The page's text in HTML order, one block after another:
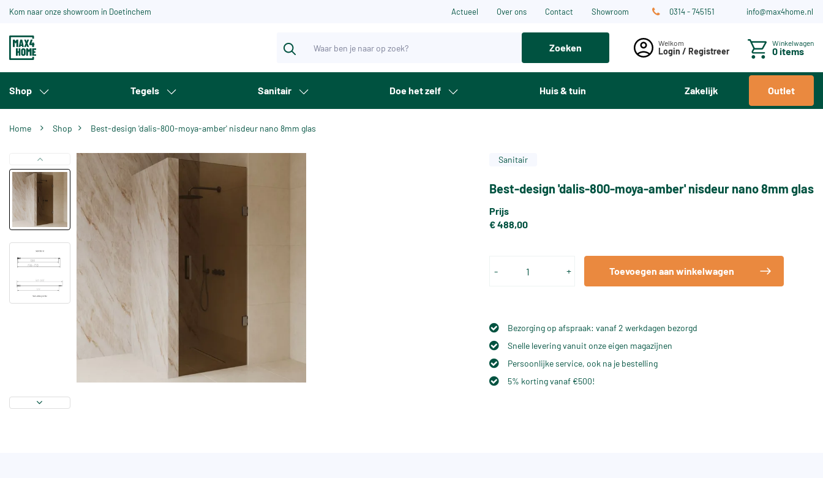
Kom naar onze showroom in Doetinchem Actueel Over ons Contact Showroom 0314 - 745151 info@max4home.nl
Zoeken Login / Registreer
Winkelwagen
0 items
Shop Tegels Sanitair Doe het zelf Huis & tuin Zakelijk Outlet
Home Shop Best-design 'dalis-800-moya-amber' nisdeur nano 8mm glas
Sanitair
Best-design 'dalis-800-moya-amber' nisdeur nano 8mm glas
Prijs
€ 488,00
- + Toevoegen aan winkelwagen
Bezorging op afspraak: vanaf 2 werkdagen bezorgd
Snelle levering vanuit onze eigen magazijnen
Persoonlijke service, ook na je bestelling
5% korting vanaf €500!